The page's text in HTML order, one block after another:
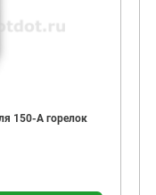
150-А горелок